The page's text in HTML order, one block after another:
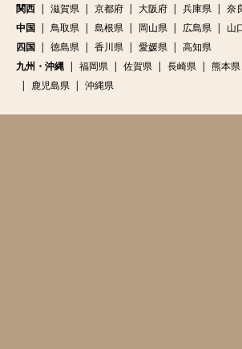
関西
滋賀県 京都府 大阪府 兵庫県 奈
中国
鳥取県 島根県 岡山県 広島県
山
四国
徳島県 香川県 愛媛県
高知県
九州・沖縄
福岡県 佐賀県 長崎県 熊本県
鹿児島県
沖縄県